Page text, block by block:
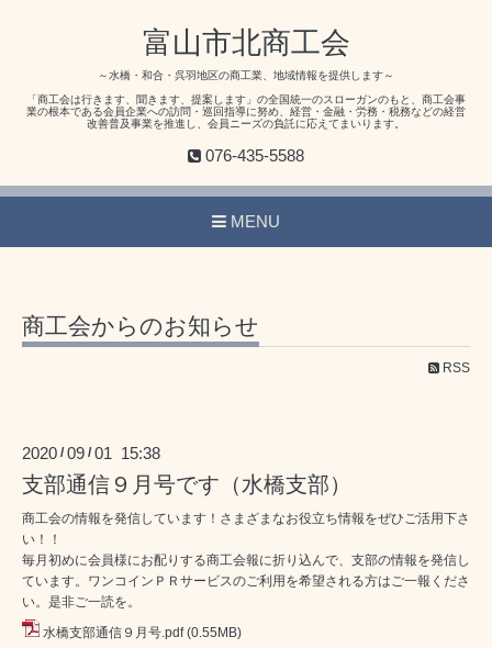
富山市北商工会
～水橋・和合・呉羽地区の商工業、地域情報を提供します～
「商工会は行きます、聞きます、提案します」の全国統一のスローガンのもと、商工会事
業の根本である会員企業への訪問・巡回指導に努め、経営・金融・労務・税務などの経営
改善普及事業を推進し、会員ニーズの負託に応えてまいります。
076-435-5588
MENU
商工会からのお知らせ
RSS
2020 /09 /01 15:38
支部通信９月号です（水橋支部）
商工会の情報を発信しています！さまざまなお役立ち情報をぜひご活用下さ
い！！
毎月初めに会員様にお配りする商工会報に折り込んで、支部の情報を発信し
ています。ワンコインＰＲサービスのご利用を希望される方はご一報くださ
い。是非ご一読を。
水橋支部通信９月号.pdf (0.55MB)